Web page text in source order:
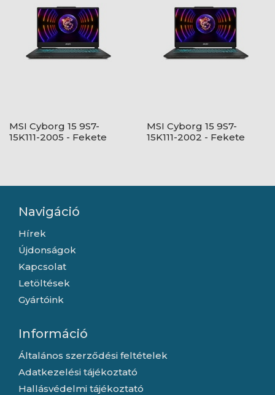
MSI Cyborg 15 9S7-
15K111-2005 - Fekete
MSI Cyborg 15 9S7-
15K111-2002 - Fekete
Navigáció
Hírek
Újdonságok
Kapcsolat
Letöltések
Gyártóink
Információ
Általános szerződési feltételek
Adatkezelési tájékoztató
Hallásvédelmi tájékoztató